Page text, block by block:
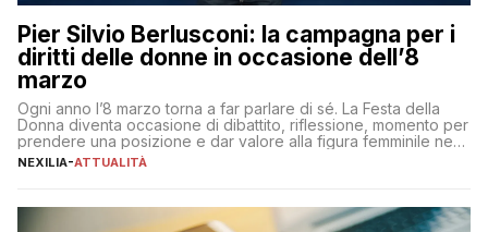
Pier Silvio Berlusconi: la campagna per i
diritti delle donne in occasione dell’8
marzo
Ogni anno l’8 marzo torna a far parlare di sé. La Festa della
Donna diventa occasione di dibattito, riflessione, momento per
prendere una posizione e dar valore alla figura femminile nella
sua complessità e crucialità. A lanciare un messaggio “forte e
NEXILIA-ATTUALITÀ